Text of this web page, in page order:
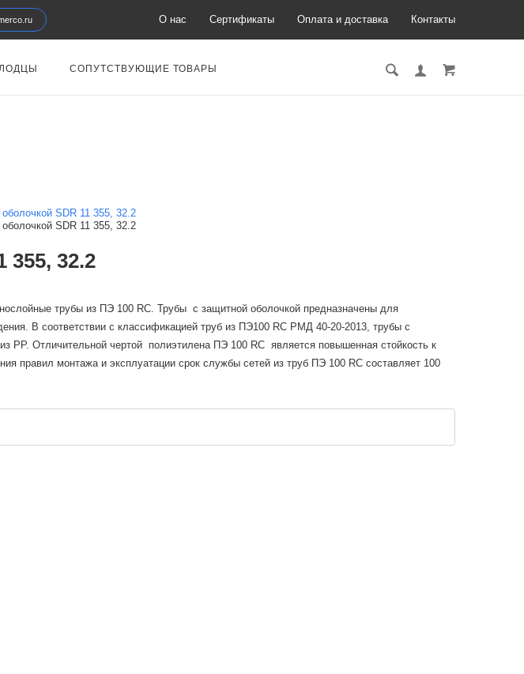
О нас Сертификаты Оплата и доставка Контакты
СОПУТСТВУЮЩИЕ ТОВАРЫ
355, 32.2
трубы из ПЭ 100 RC. Трубы с защитной оболочкой предназначены для
В соответствии с классификацией труб из ПЭ100 RC РМД 40-20-2013, трубы с
PP. Отличительной чертой полиэтилена ПЭ 100 RC является повышенная стойкость к
правил монтажа и эксплуатации срок службы сетей из труб ПЭ 100 RC составляет 100